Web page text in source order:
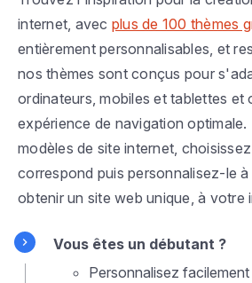
internet, avec plus de 100 thèmes
entièrement personnalisables, et
nos thèmes sont conçus pour
ordinateurs, mobiles et tablettes et
expérience de navigation
modèles de site internet,
correspond puis personnalisez-le
obtenir un site web unique, à votre
Vous êtes un débutant ?
Personnalisez